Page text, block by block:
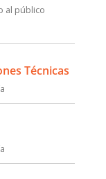
al público
Técnicas